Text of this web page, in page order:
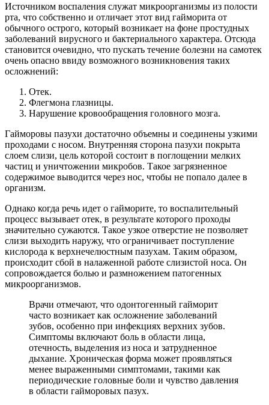
Источником воспаления служат микроорганизмы из полости
рта, что собственно и отличает этот вид гайморита от
обычного острого, который возникает на фоне простудных
заболеваний вирусного и бактериального характера. Отсюда
становится очевидно, что пускать течение болезни на самотек
очень опасно ввиду возможного возникновения таких
осложнений:
Отек.
Флегмона глазницы.
Нарушение кровообращения головного мозга.
Гайморовы пазухи достаточно объемны и соединены узкими
проходами с носом. Внутренняя сторона пазухи покрыта
слоем слизи, цель которой состоит в поглощении мелких
частиц и уничтожении микробов. Такое загрязненное
содержимое выводится через нос, чтобы не попало далее в
организм.
Однако когда речь идет о гайморите, то воспалительный
процесс вызывает отек, в результате которого проходы
значительно сужаются. Такое узкое отверстие не позволяет
слизи выходить наружу, что ограничивает поступление
кислорода к верхнечелюстным пазухам. Таким образом,
происходит сбой в налаженной работе слизистой носа. Он
сопровождается болью и размножением патогенных
микроорганизмов.
Врачи отмечают, что одонтогенный гайморит
часто возникает как осложнение заболеваний
зубов, особенно при инфекциях верхних зубов.
Симптомы включают боль в области лица,
отечность, выделения из носа и затрудненное
дыхание. Хроническая форма может проявляться
менее выраженными симптомами, такими как
периодические головные боли и чувство давления
в области гайморовых пазух.